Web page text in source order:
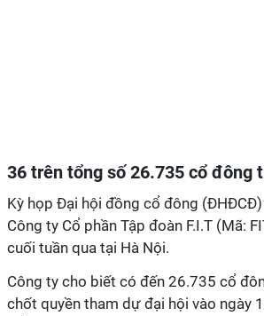
36 trên tổng số 26.735 cổ đông
Kỳ họp Đại hội đồng cổ đông (ĐHĐCĐ)
Công ty Cổ phần Tập đoàn F.I.T (Mã:
cuối tuần qua tại Hà Nội.
Công ty cho biết có đến 26.735 cổ
chốt quyền tham dự đại hội vào ngày